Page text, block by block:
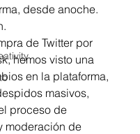
desde anoche.
de Twitter por
hemos visto una
en la plataforma,
masivos,
proceso de
moderación de